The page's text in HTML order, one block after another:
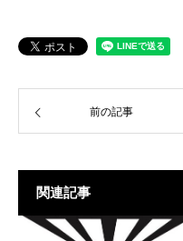
前の記事
関連記事